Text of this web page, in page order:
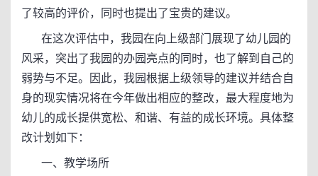
了较高的评价，同时也提出了宝贵的建议。
在这次评估中，我园在向上级部门展现了幼儿园的
风采，突出了我园的办园亮点的同时，也了解到自己的
弱势与不足。因此，我园根据上级领导的建议并结合自
身的现实情况将在今年做出相应的整改，最大程度地为
幼儿的成长提供宽松、和谐、有益的成长环境。具体整
改计划如下：
一、教学场所